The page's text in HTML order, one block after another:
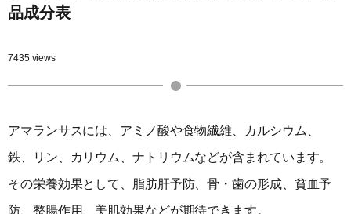
品成分表
7435 views
アマランサスには、アミノ酸や食物繊維、カルシウム、
鉄、リン、カリウム、ナトリウムなどが含まれています。
その栄養効果として、脂肪肝予防、骨・歯の形成、貧血予
防、整腸作用、美肌効果などが期待できます。